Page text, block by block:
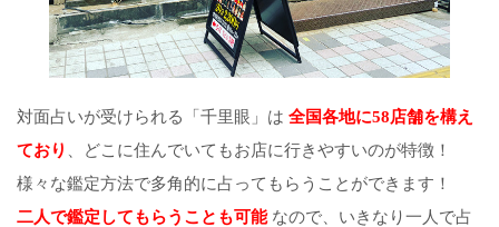
対面占いが受けられる「千里眼」は 全国各地に58店舗を構え
ており
、どこに住んでいてもお店に行きやすいのが特徴！
様々な鑑定方法で多角的に占ってもらうことができます！
二人で鑑定してもらうことも可能なので、いきなり一人で占